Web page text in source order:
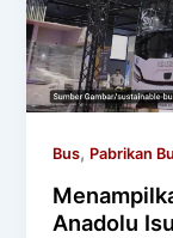
Bus, Pabrikan
Anadolu